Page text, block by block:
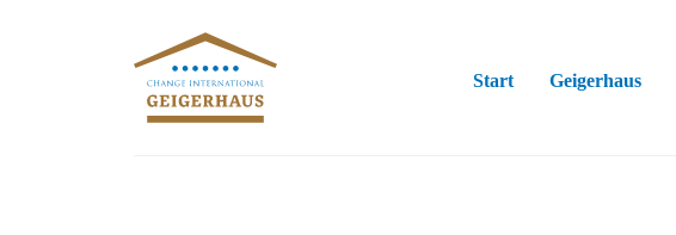
Start Geigerhaus